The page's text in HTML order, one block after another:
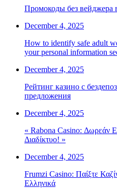
Промокоды без вейджера
December 4, 2025
How to identify safe adult
your personal information
December 4, 2025
Рейтинг казино с
предложения
December 4, 2025
« Rabona Casino: Δωρεάν
Διαδίκτυο! »
December 4, 2025
Frumzi Casino: Παίξτε
Ελληνικά